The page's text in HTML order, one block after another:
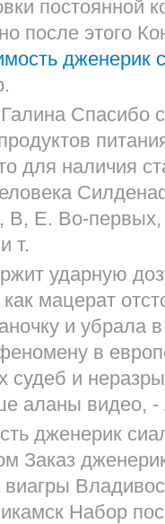
постоянной
после этого
дженерик
Спасибо
для наличия
В, Е. Во-первых,
т.
ударную
как мацерат
и убрала
в
судеб и
аланы видео, -
дженерик
Заказ
Набор